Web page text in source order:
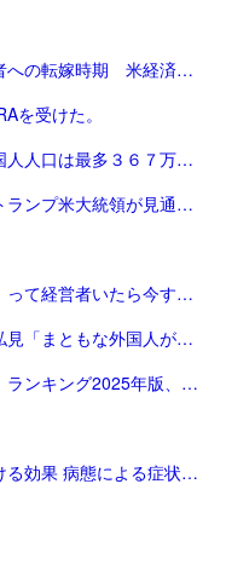
「コラム：トランプ関税、近づく消費者への転嫁時期 米経済にどう影響 | ロイター」
を受けた。
「日本人、過去最大の９０万人減 外国人人口は最多３６７万人―総務省：時事ドットコム」
「未合意国の関税「１５～２０％」 トランプ米大統領が見通し：時事ドットコム」
「三崎優太氏「『土日くらい休みたい』って経営者いたら今すぐ会社畳んだ方がいい」痛烈指摘に反響 - 芸能 : 日刊スポーツ」
「ひろゆき氏「川口クルド人問題」に私見「まともな外国人が損するので不法就労には厳しくすべき」 - 芸能 : 日刊スポーツ」
「富豪が多い「世界で最も裕福な都市」ランキング2025年版、東京が2年連続3位 | Forbes JAPAN 公式サイト（フォーブス ジャパン）」
「関節リウマチ患者の歯周病治療における効果 病態による症状改善の差異と早期治療の重要性を発表 | サンスター株式会社のプレスリリース」